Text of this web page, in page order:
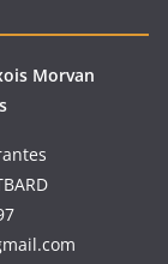
Morvan